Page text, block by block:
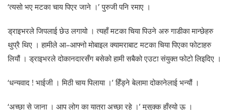
‘त्यसो भए मटका चाय पिएर जाने ।’ पुरुजी पनि रमाए ।
ड्राइभरले जिपलाई छेउ लगायो । त्यहाँ मटका चिया पिउने अरु गाडीका मान्छेहरु
थुप्रै थिए । हामीले आ–आफ्नो मोबाइल क्यामराबाट मटका चिया पिएका फोटाहरु
लियौं । ड्राइभरले दोकानदारसँग बसेको हामी सबैको एउटा संयुक्त फोटो लिइदिए ।
‘धन्यवाद ! भाईजी । मिठी चाय पिलाया ।’ हिँड्ने बेलामा दोकानेलाई भन्यौं ।
‘अच्छा से जाना । आप लोग का यात्रा अच्छा रहे ।’ मुसुक्क हाँस्यो ऊ ।